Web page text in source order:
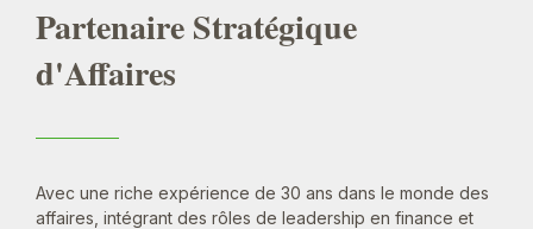
Partenaire Stratégique
d'Affaires
Avec une riche expérience de 30 ans dans le monde des
affaires, intégrant des rôles de leadership en finance et